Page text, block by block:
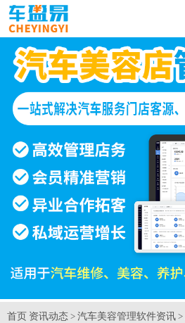
首页 资讯动态 > 汽车美容管理软件资讯